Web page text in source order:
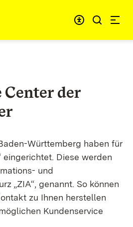
Center der
Württemberg haben für
eingerichtet. Diese werden
und
„ZIA“, genannt. So können
zu Ihnen herstellen
Kundenservice